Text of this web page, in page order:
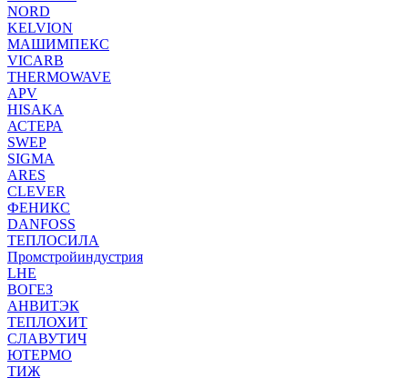
NORD
KELVION
МАШИМПЕКС
VICARB
THERMOWAVE
APV
HISAKA
АСТЕРА
SWEP
SIGMA
ARES
CLEVER
ФЕНИКС
DANFOSS
ТЕПЛОСИЛА
Промстройиндустрия
LHE
ВОГЕЗ
АНВИТЭК
ТЕПЛОХИТ
СЛАВУТИЧ
ЮТЕРМО
ТИЖ